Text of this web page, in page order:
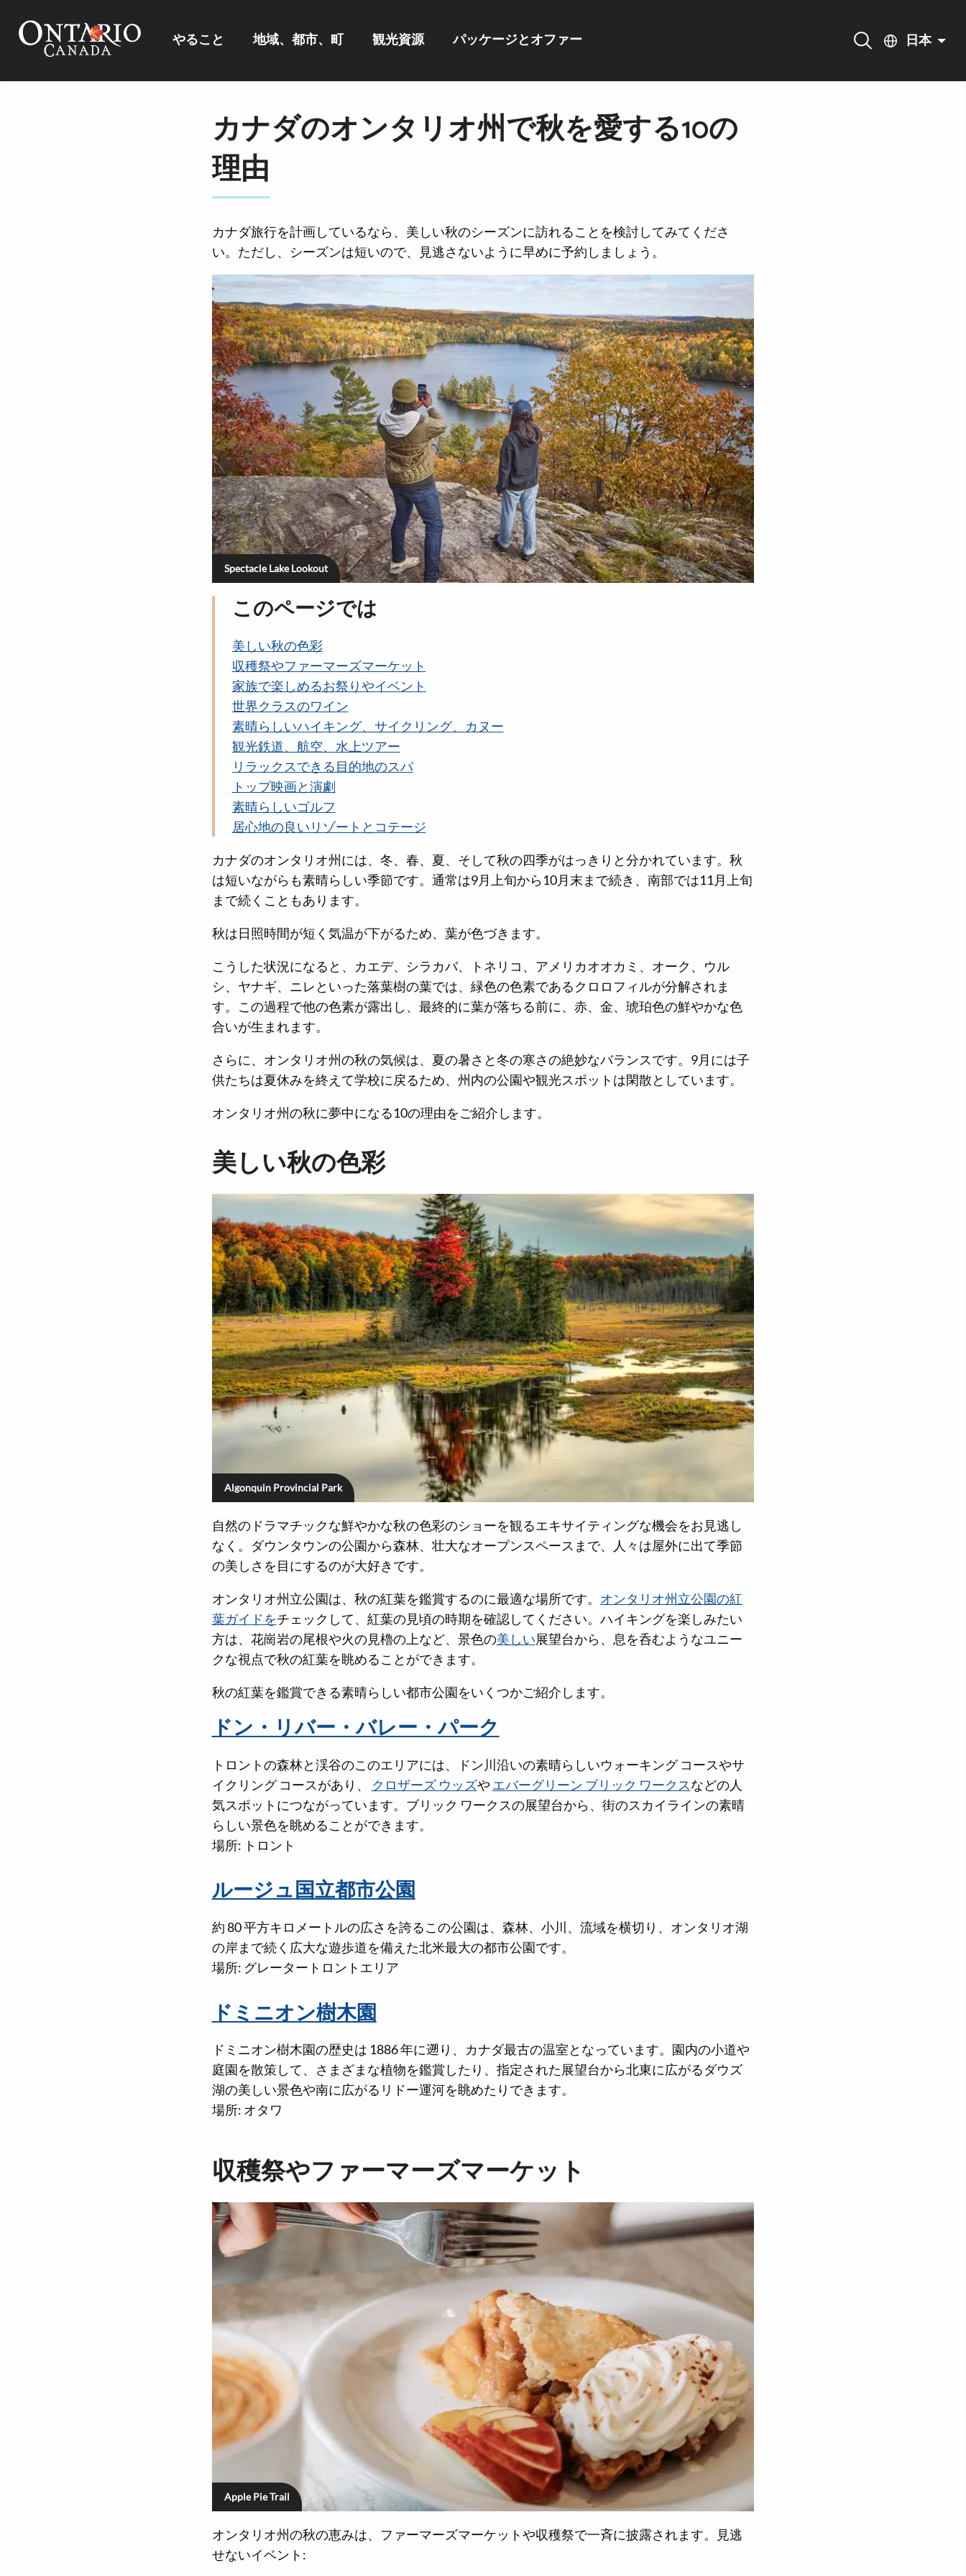
やること 地域、都市、町 観光資源 パッケージとオファー 日本
カナダのオンタリオ州で秋を愛する10の
理由
カナダ旅行を計画しているなら、美しい秋のシーズンに訪れることを検討してみてくださ
い。ただし、シーズンは短いので、見逃さないように早めに予約しましょう。
Spectacle Lake Lookout
このページでは
美しい秋の色彩
収穫祭やファーマーズマーケット
家族で楽しめるお祭りやイベント
世界クラスのワイン
素晴らしいハイキング、サイクリング、カヌー
観光鉄道、航空、水上ツアー
リラックスできる目的地のスパ
トップ映画と演劇
素晴らしいゴルフ
居心地の良いリゾートとコテージ
カナダのオンタリオ州には、冬、春、夏、そして秋の四季がはっきりと分かれています。秋
は短いながらも素晴らしい季節です。通常は9月上旬から10月末まで続き、南部では11月上旬
まで続くこともあります。
秋は日照時間が短く気温が下がるため、葉が色づきます。
こうした状況になると、カエデ、シラカバ、トネリコ、アメリカオオカミ、オーク、ウル
シ、ヤナギ、ニレといった落葉樹の葉では、緑色の色素であるクロロフィルが分解されま
す。この過程で他の色素が露出し、最終的に葉が落ちる前に、赤、金、琥珀色の鮮やかな色
合いが生まれます。
さらに、オンタリオ州の秋の気候は、夏の暑さと冬の寒さの絶妙なバランスです。9月には子
供たちは夏休みを終えて学校に戻るため、州内の公園や観光スポットは閑散としています。
オンタリオ州の秋に夢中になる10の理由をご紹介します。
美しい秋の色彩
Algonquin Provincial Park
自然のドラマチックな鮮やかな秋の色彩のショーを観るエキサイティングな機会をお見逃し
なく。ダウンタウンの公園から森林、壮大なオープンスペースまで、人々は屋外に出て季節
の美しさを目にするのが大好きです。
オンタリオ州立公園は、秋の紅葉を鑑賞するのに最適な場所です。 オンタリオ州立公園の紅
葉ガイドをチェックして、紅葉の見頃の時期を確認してください。ハイキングを楽しみたい
方は、花崗岩の尾根や火の見櫓の上など、景色の美しい展望台から、息を呑むようなユニー
クな視点で秋の紅葉を眺めることができます。
秋の紅葉を鑑賞できる素晴らしい都市公園をいくつかご紹介します。
ドン・リバー・バレー・パーク
トロントの森林と渓谷のこのエリアには、ドン川沿いの素晴らしいウォーキング コースやサ
イクリング コースがあり、
クロザーズ ウッズや エバーグリーン ブリック ワークスなどの人
気スポットにつながっています。ブリック ワークスの展望台から、街のスカイラインの素晴
らしい景色を眺めることができます。
場所: トロント
ルージュ国立都市公園
約 80 平方キロメートルの広さを誇るこの公園は、森林、小川、流域を横切り、オンタリオ湖
の岸まで続く広大な遊歩道を備えた北米最大の都市公園です。
場所: グレータートロントエリア
ドミニオン樹木園
ドミニオン樹木園の歴史は 1886 年に遡り、カナダ最古の温室となっています。園内の小道や
庭園を散策して、さまざまな植物を鑑賞したり、指定された展望台から北東に広がるダウズ
湖の美しい景色や南に広がるリドー運河を眺めたりできます。
場所: オタワ
収穫祭やファーマーズマーケット
Apple Pie Trail
オンタリオ州の秋の恵みは、ファーマーズマーケットや収穫祭で一斉に披露されます。見逃
せないイベント: